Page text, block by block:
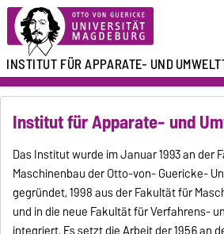
INSTITUT FÜRAPPARATE- UND
Institut für Apparate- und
Das Institut wurde im Januar 1993 an der
Maschinenbau der Otto-von- Guericke-
gegründet, 1998 aus der Fakultät für
und in die neue Fakultät für Verfahrens-